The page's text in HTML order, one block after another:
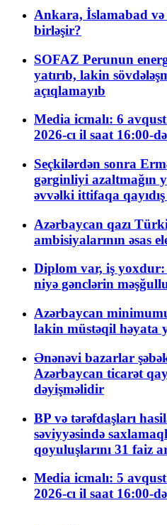
Ankara, İslamabad
birləşir?
SOFAZ Perunun
yatırıb, lakin
açıqlamayıb
Media icmalı: 6
2026-cı il saat 16:00-
Seçkilərdən sonra
gərginliyi azaltmağın
əvvəlki ittifaqa
Azərbaycan qazı
ambisiyalarının əsas
Diplom var, iş
niyə gənclərin
Azərbaycan
lakin müstəqil həyata
Ənənəvi bazarlar
Azərbaycan ticarət
dəyişməlidir
BP və tərəfdaşları
səviyyəsində
qoyuluşlarını 31 faiz
Media icmalı: 5
2026-cı il saat 16:00-